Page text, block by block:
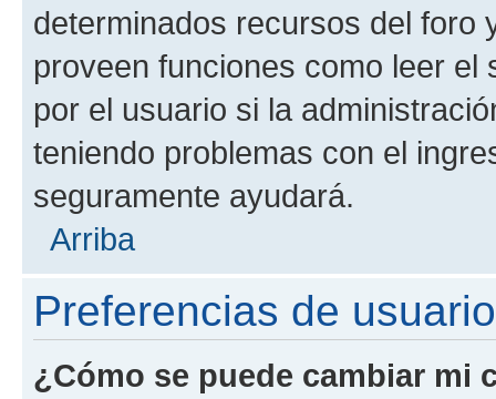
determinados recursos del foro
proveen funciones como leer el
por el usuario si la
teniendo problemas con el
seguramente ayudará.
Arriba
Preferencias de
¿Cómo se puede cambiar mi